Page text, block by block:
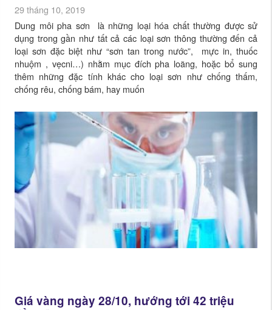
29 tháng 10, 2019
Dung môi pha sơn là những loại hóa chất thường được sử
dụng trong gần như tất cả các loại sơn thông thường đến cả
loại sơn đặc biệt như “sơn tan trong nước”, mực in, thuốc
nhuộm , vẹcni…) nhằm mục đích pha loãng, hoặc bổ sung
thêm những đặc tính khác cho loại sơn như chống thấm,
chống rêu, chống bám, hay muốn
Giá vàng ngày 28/10, hướng tới 42 triệu